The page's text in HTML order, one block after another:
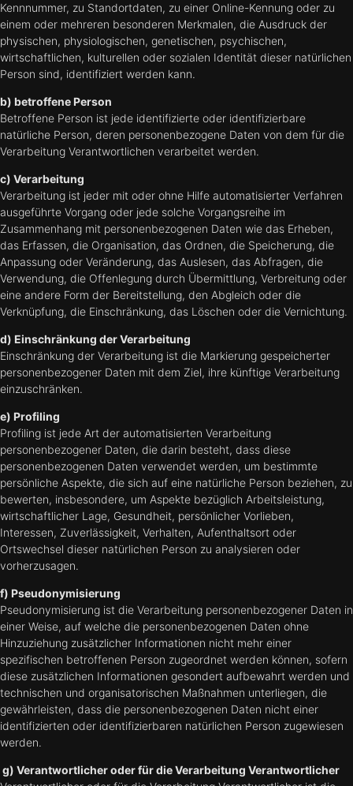
Kennnummer, zu Standortdaten, zu einer Online-Kennung oder zu
einem oder mehreren besonderen Merkmalen, die Ausdruck der
physischen, physiologischen, genetischen, psychischen,
wirtschaftlichen, kulturellen oder sozialen Identität dieser natürlichen
Person sind, identifiziert werden kann.
b) betroffene Person
Betroffene Person ist jede identifizierte oder identifizierbare
natürliche Person, deren personenbezogene Daten von dem für die
Verarbeitung Verantwortlichen verarbeitet werden.
c) Verarbeitung
Verarbeitung ist jeder mit oder ohne Hilfe automatisierter Verfahren
ausgeführte Vorgang oder jede solche Vorgangsreihe im
Zusammenhang mit personenbezogenen Daten wie das Erheben,
das Erfassen, die Organisation, das Ordnen, die Speicherung, die
Anpassung oder Veränderung, das Auslesen, das Abfragen, die
Verwendung, die Offenlegung durch Übermittlung, Verbreitung oder
eine andere Form der Bereitstellung, den Abgleich oder die
Verknüpfung, die Einschränkung, das Löschen oder die Vernichtung.
d) Einschränkung der Verarbeitung
Einschränkung der Verarbeitung ist die Markierung gespeicherter
personenbezogener Daten mit dem Ziel, ihre künftige Verarbeitung
einzuschränken.
e) Profiling
Profiling ist jede Art der automatisierten Verarbeitung
personenbezogener Daten, die darin besteht, dass diese
personenbezogenen Daten verwendet werden, um bestimmte
persönliche Aspekte, die sich auf eine natürliche Person beziehen, zu
bewerten, insbesondere, um Aspekte bezüglich Arbeitsleistung,
wirtschaftlicher Lage, Gesundheit, persönlicher Vorlieben,
Interessen, Zuverlässigkeit, Verhalten, Aufenthaltsort oder
Ortswechsel dieser natürlichen Person zu analysieren oder
vorherzusagen.
f) Pseudonymisierung
Pseudonymisierung ist die Verarbeitung personenbezogener Daten in
einer Weise, auf welche die personenbezogenen Daten ohne
Hinzuziehung zusätzlicher Informationen nicht mehr einer
spezifischen betroffenen Person zugeordnet werden können, sofern
diese zusätzlichen Informationen gesondert aufbewahrt werden und
technischen und organisatorischen Maßnahmen unterliegen, die
gewährleisten, dass die personenbezogenen Daten nicht einer
identifizierten oder identifizierbaren natürlichen Person zugewiesen
werden.
g) Verantwortlicher oder für die Verarbeitung Verantwortlicher